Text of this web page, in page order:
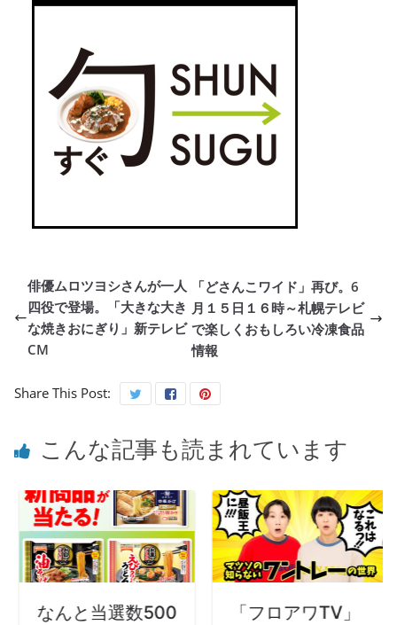
俳優ムロツヨシさんが一人
四役で登場。「大きな大き
な焼きおにぎり」新テレビ
CM
「どさんこワイド」再び。6
月１５日１６時～札幌テレビ
で楽しくおもしろい冷凍食品
情報
Share This Post:
こんな記事も読まれています
なんと当選数500
「フロアワTV」